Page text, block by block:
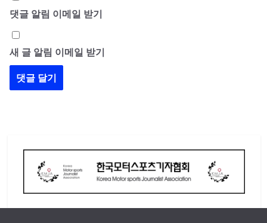
댓글 알림 이메일 받기
새 글 알림 이메일 받기